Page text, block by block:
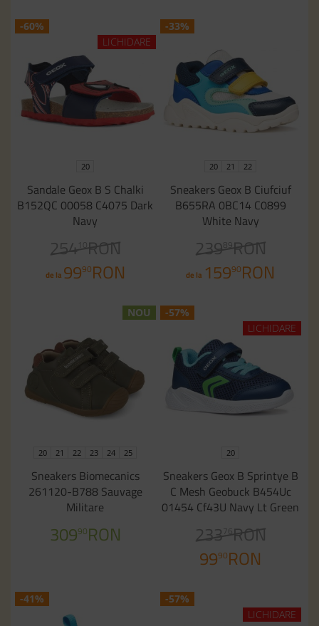
-60%
LICHIDARE
20
Sandale Geox B S Chalki
B152QC 00058 C4075 Dark
Navy
254 10
RON
de la 9990RON
-33%
20 21 22
Sneakers Geox B Ciufciuf
B655RA 0BC14 C0899
White Navy
239 89RON
de la 15990RON
NOU
20 21 22 23 24 25
Sneakers Biomecanics
261120-B788 Sauvage
Militare
30990RON
-57%
LICHIDARE
20
Sneakers Geox B Sprintye B
C Mesh Geobuck B454Uc
01454 Cf43U Navy Lt Green
233 76
RON
9990RON
-41%
-57%
LICHIDARE